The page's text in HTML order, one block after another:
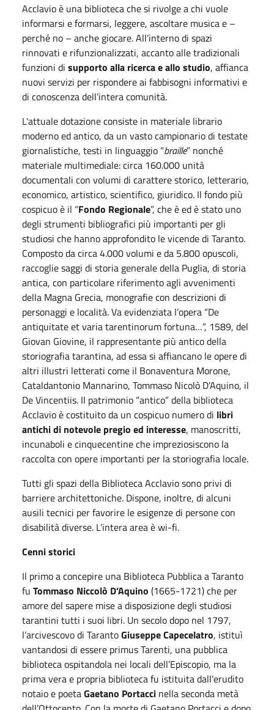
Acclavio è una biblioteca che si rivolge a chi vuole
informarsi e formarsi, leggere, ascoltare musica e –
perché no – anche giocare. All’interno di spazi
rinnovati e rifunzionalizzati, accanto alle tradizionali
funzioni di supporto alla ricerca e allo studio, affianca
nuovi servizi per rispondere ai fabbisogni informativi e
di conoscenza dell’intera comunità.
L'attuale dotazione consiste in materiale librario
moderno ed antico, da un vasto campionario di testate
giornalistiche, testi in linguaggio “braille” nonché
materiale multimediale: circa 160.000 unità
documentali con volumi di carattere storico, letterario,
economico, artistico, scientifico, giuridico. Il fondo più
cospicuo è il “Fondo Regionale”, che è ed è stato uno
degli strumenti bibliografici più importanti per gli
studiosi che hanno approfondito le vicende di Taranto.
Composto da circa 4.000 volumi e da 5.800 opuscoli,
raccoglie saggi di storia generale della Puglia, di storia
antica, con particolare riferimento agli avvenimenti
della Magna Grecia, monografie con descrizioni di
personaggi e località. Va evidenziata l’opera “De
antiquitate et varia tarentinorum fortuna…”, 1589, del
Giovan Giovine, il rappresentante più antico della
storiografia tarantina, ad essa si affiancano le opere di
altri illustri letterati come il Bonaventura Morone,
Cataldantonio Mannarino, Tommaso Nicolò D’Aquino, il
De Vincentiis. Il patrimonio “antico” della biblioteca
Acclavio è costituito da un cospicuo numero di libri
antichi di notevole pregio ed interesse, manoscritti,
incunaboli e cinquecentine che impreziosiscono la
raccolta con opere importanti per la storiografia locale.
Tutti gli spazi della Biblioteca Acclavio sono privi di
barriere architettoniche. Dispone, inoltre, di alcuni
ausili tecnici per favorire le esigenze di persone con
disabilità diverse. L’intera area è wi-fi.
Cenni storici
Il primo a concepire una Biblioteca Pubblica a Taranto
fu Tommaso Niccolò D’Aquino (1665-1721) che per
amore del sapere mise a disposizione degli studiosi
tarantini tutti i suoi libri. Un secolo dopo nel 1797,
l’arcivescovo di TarantoGiuseppe Capecelatro, istituì
vantandosi di essere primus Tarenti, una pubblica
biblioteca ospitandola nei locali dell’Episcopio, ma la
prima vera e propria biblioteca fu istituita dall’erudito
notaio e poetaGaetano Portacci nella seconda metà